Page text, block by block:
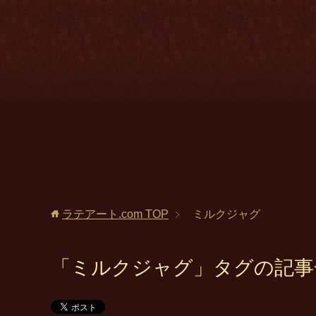
ラテアート.com TOP ミルクジャグ
「ミルクジャグ」タグの記